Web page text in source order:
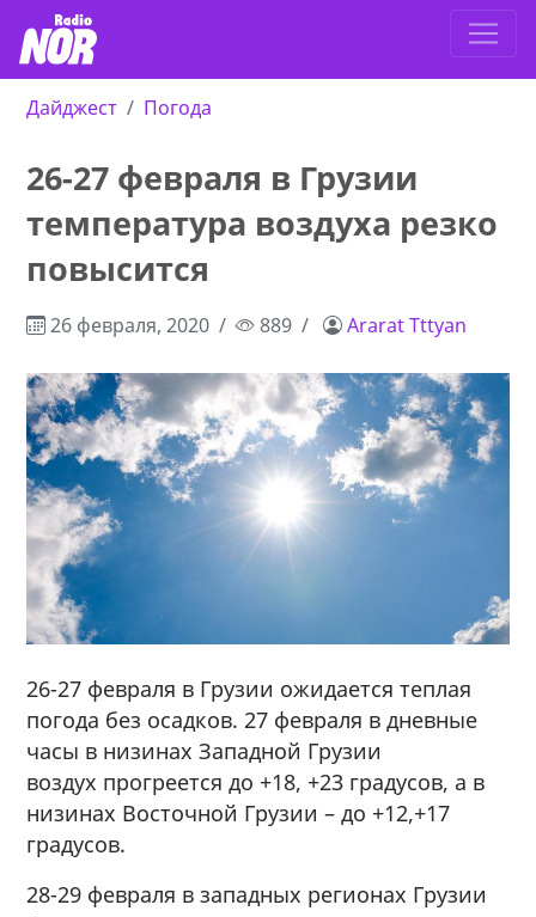
Дайджест Погода
26-27 февраля в Грузии
температура воздуха резко
повысится
26 февраля, 2020 889 Ararat Tttyan
26-27 февраля в Грузии ожидается теплая
погода без осадков. 27 февраля в дневные
часы в низинах Западной Грузии
воздух прогреется до +18, +23 градусов, а в
низинах Восточной Грузии – до +12,+17
градусов.
28-29 февраля в западных регионах Грузии